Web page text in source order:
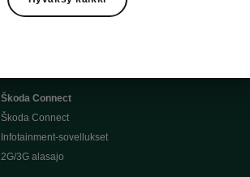
Latauspisteet kartalla
Škoda Connect
Škoda Connect
Infotainment-sovellukset
2G/3G alasajo